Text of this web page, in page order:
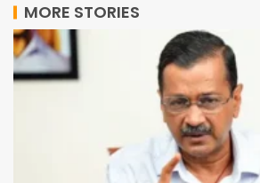
MORE STORIES